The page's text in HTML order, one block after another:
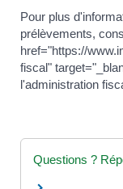
Pour plus
prélèvements,
href="https://
fiscal"
l'administration
Questions ?